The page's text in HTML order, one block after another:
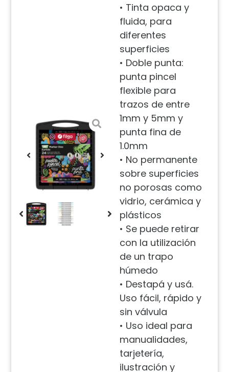
• Tinta opaca y
fluida, para
diferentes
superficies
• Doble punta:
punta pincel
flexible para
trazos de entre
1mm y 5mm y
punta fina de
1.0mm
• No permanente
sobre superficies
no porosas como
vidrio, cerámica y
plásticos
• Se puede retirar
con la utilización
de un trapo
húmedo
• Destapá y usá.
Uso fácil, rápido y
sin válvula
• Uso ideal para
manualidades,
tarjetería,
ilustración y